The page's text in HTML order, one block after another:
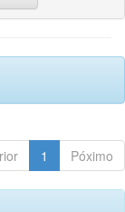
1 Póximo